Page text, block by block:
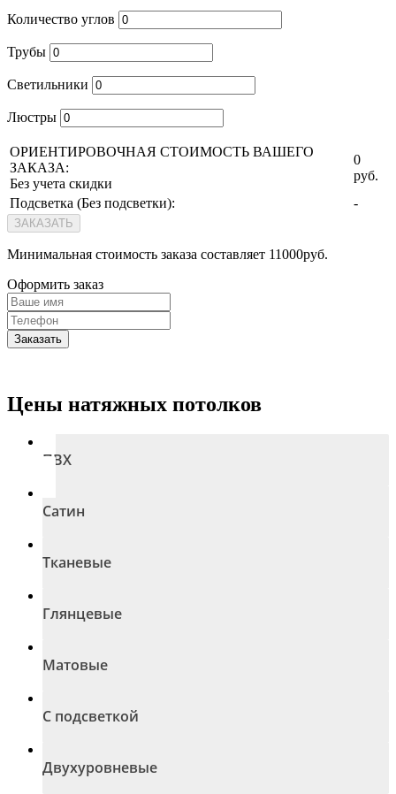
Количество углов
Трубы
Светильники
Люстры
ОРИЕНТИРОВОЧНАЯ СТОИМОСТЬ ВАШЕГО
ЗАКАЗА:
Без учета скидки
0
руб.
Подсветка (Без подсветки): -
ЗАКАЗАТЬ
Минимальная стоимость заказа составляет 11000руб.
Оформить заказ
Заказать
Цены натяжных потолков
ПВХ
Сатин
Тканевые
Глянцевые
Матовые
С подсветкой
Двухуровневые